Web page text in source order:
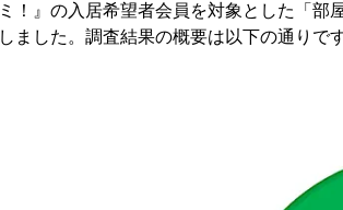
ミ！』の入居希望者会員を対象とした「部
しました。調査結果の概要は以下の通りです